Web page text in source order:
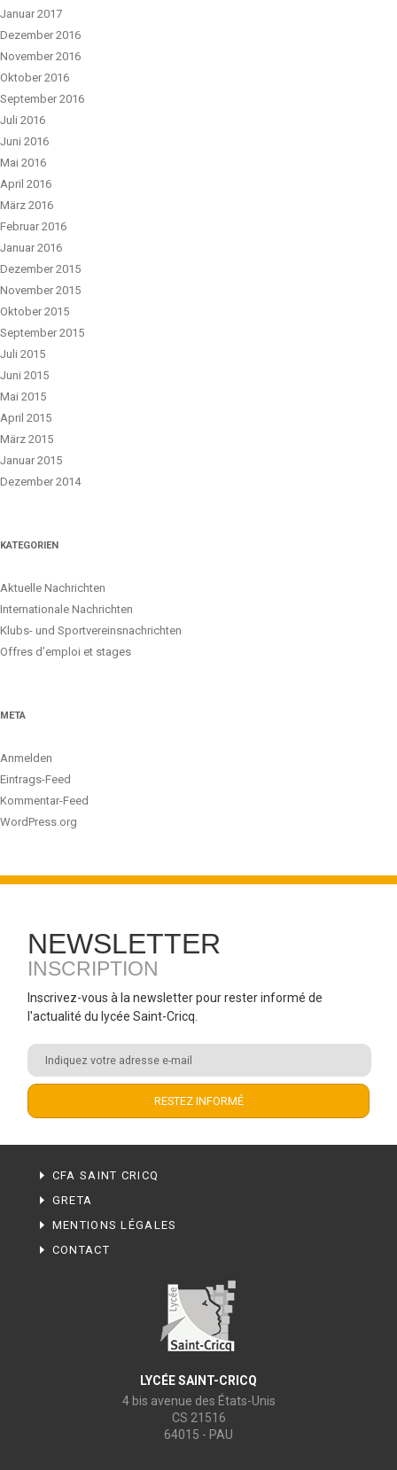
Januar 2017
Dezember 2016
November 2016
Oktober 2016
September 2016
Juli 2016
Juni 2016
Mai 2016
April 2016
März 2016
Februar 2016
Januar 2016
Dezember 2015
November 2015
Oktober 2015
September 2015
Juli 2015
Juni 2015
Mai 2015
April 2015
März 2015
Januar 2015
Dezember 2014
KATEGORIEN
Aktuelle Nachrichten
Internationale Nachrichten
Klubs- und Sportvereinsnachrichten
Offres d’emploi et stages
META
Anmelden
Eintrags-Feed
Kommentar-Feed
WordPress.org
NEWSLETTER
INSCRIPTION
Inscrivez-vous à la newsletter pour rester informé de
l'actualité du lycée Saint-Cricq.
CFA SAINT CRICQ
GRETA
MENTIONS LÉGALES
CONTACT
LYCÉE SAINT-CRICQ
4 bis avenue des États-Unis
CS 21516
64015 - PAU